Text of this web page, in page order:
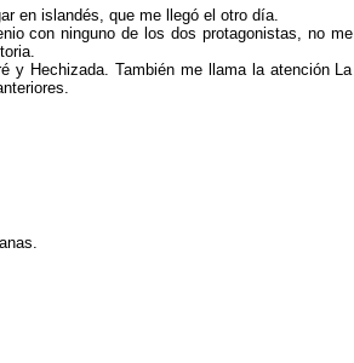
en islandés, que me llegó el otro día.
con ninguno de los dos protagonistas, no me
y Hechizada. También me llama la atención La